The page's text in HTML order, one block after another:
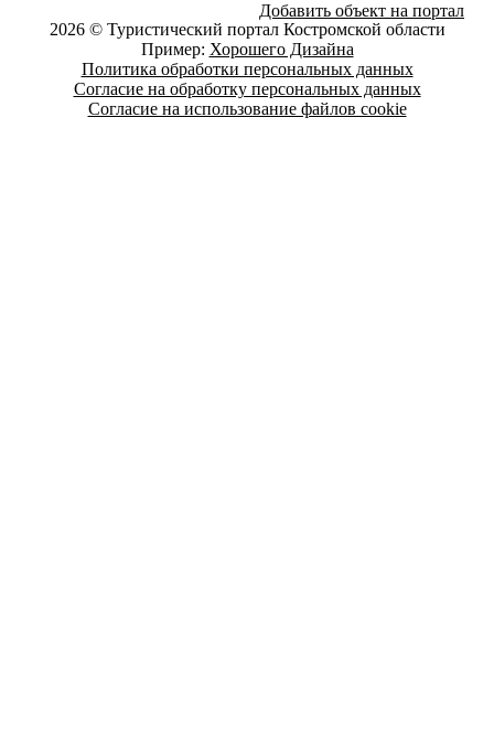
Добавить объект на портал
2026 © Туристический портал Костромской области
Пример: Хорошего Дизайна
Политика обработки персональных данных
Согласие на обработку персональных данных
Согласие на использование файлов cookie